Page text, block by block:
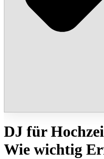
DJ für
Wie wichtig